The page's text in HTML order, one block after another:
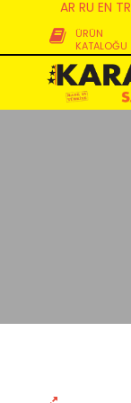
AR RU EN TR
ÜRÜN
KATALOĞU